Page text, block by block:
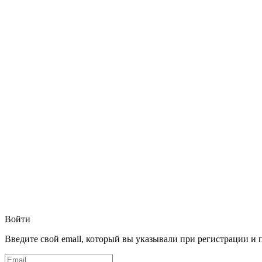
Войти
Введите свой email, который вы указывали при регистрации и